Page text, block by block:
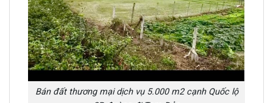
Bán đất thương mại dịch vụ 5.000 m2 cạnh Quốc lộ